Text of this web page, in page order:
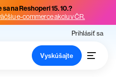
na Reshoperi 15. 10.?
e-commerce akciu v ČR.
Prihlásiť sa
Vyskúšajte